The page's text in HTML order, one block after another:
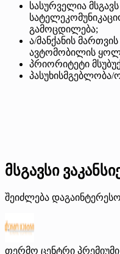
სასურველია
გამოცდილება;
ა/მანქანის
ავტომობილის
პრიორიტეტი
მსგავსი
შეიძლება
თერმო ცენტრი პრემიუმი